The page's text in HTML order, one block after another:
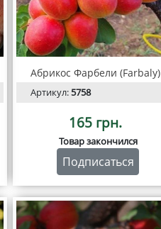
Абрикос Фарбели (Farbaly)
Артикул:5758
165 грн.
Товар закончился
Подписаться